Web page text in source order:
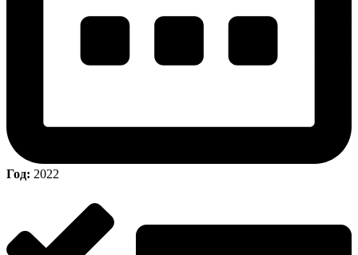
Год: 2022